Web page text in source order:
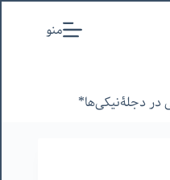
منو
در‌ دجلۀنیکی‌ها*